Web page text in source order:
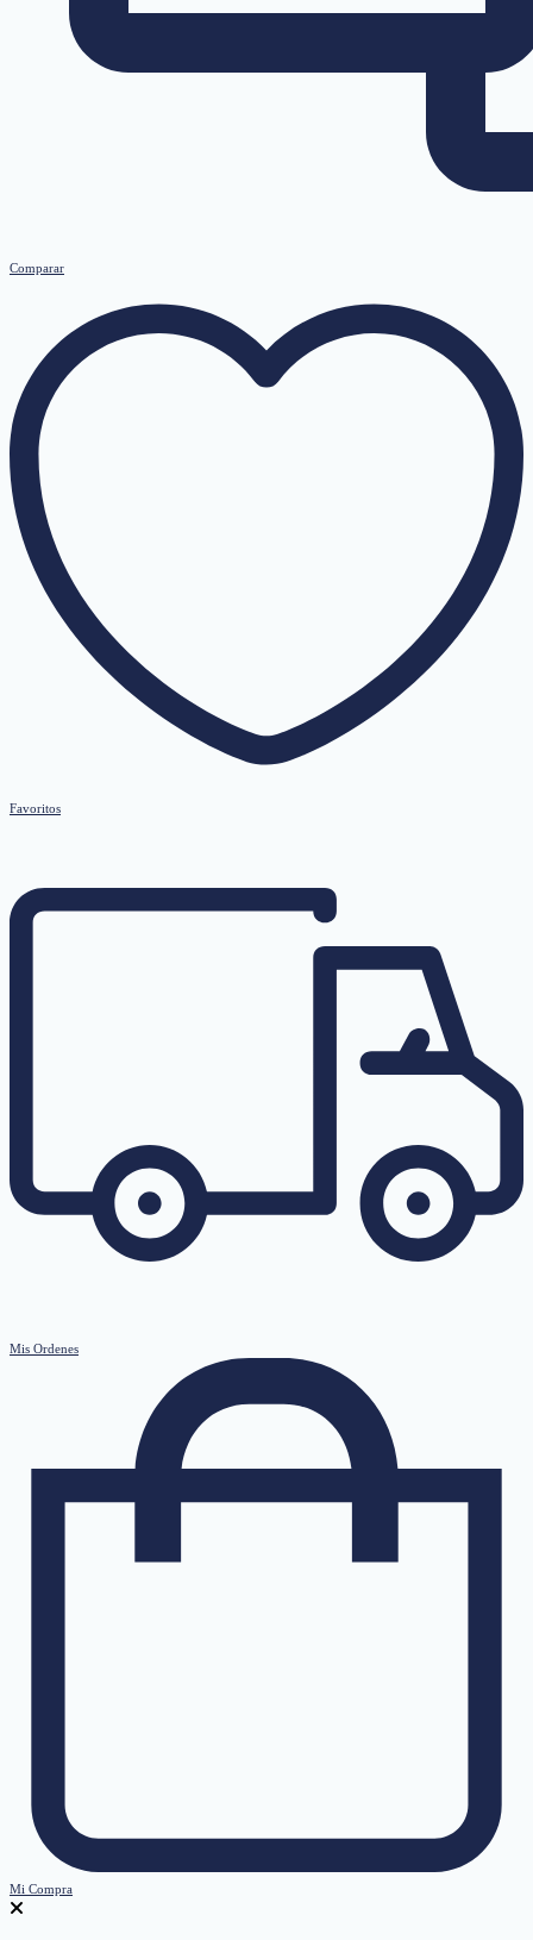
Comparar
Favoritos
Mis Ordenes
Mi Compra